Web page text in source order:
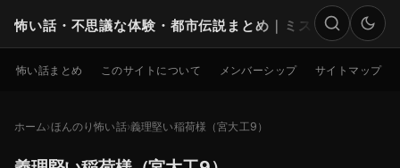
怖い話・不思議な体験・都市伝説まとめ｜ミステリー
検索
怖い話まとめ このサイトについて メンバーシップ サイトマップ
ホーム ほんのり怖い話 義理堅い稲荷様（宮大工9）